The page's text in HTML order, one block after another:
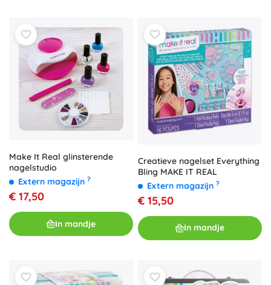
Make It Real glinsterende
nagelstudio
Extern magazijn ?
€ 17,50
In mandje
Creatieve nagelset Everything
Bling MAKE IT REAL
Extern magazijn ?
€ 15,50
In mandje